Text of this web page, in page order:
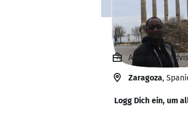
Evan
Angestellt,
Zaragoza,
Logg Dich ein, um